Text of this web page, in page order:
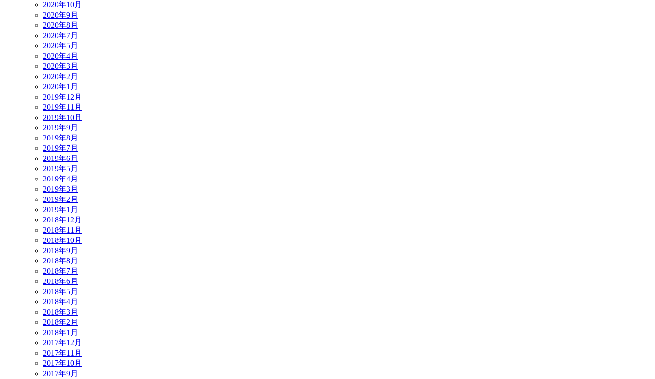
2020年10月
2020年9月
2020年8月
2020年7月
2020年5月
2020年4月
2020年3月
2020年2月
2020年1月
2019年12月
2019年11月
2019年10月
2019年9月
2019年8月
2019年7月
2019年6月
2019年5月
2019年4月
2019年3月
2019年2月
2019年1月
2018年12月
2018年11月
2018年10月
2018年9月
2018年8月
2018年7月
2018年6月
2018年5月
2018年4月
2018年3月
2018年2月
2018年1月
2017年12月
2017年11月
2017年10月
2017年9月